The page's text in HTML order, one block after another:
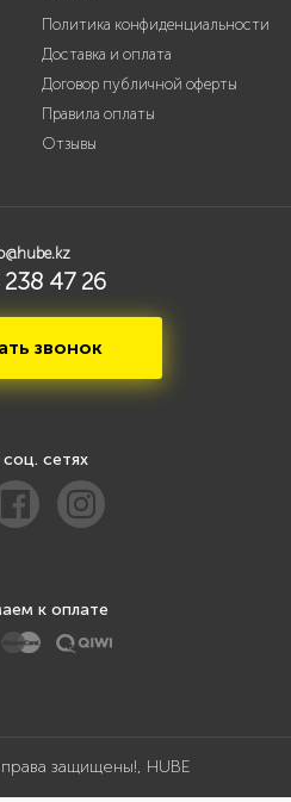
Политика конфиденциальности
Доставка и оплата
Договор публичной оферты
Правила оплаты
Отзывы
238 47 26
звонок
сетях
к оплате
защищены!, HUBE